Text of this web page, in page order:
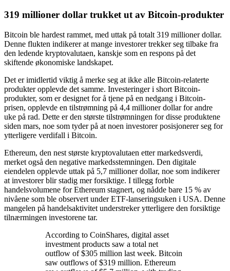
319 millioner dollar trukket ut av Bitcoin-produkter
Bitcoin ble hardest rammet, med uttak på totalt 319 millioner dollar.
Denne flukten indikerer at mange investorer trekker seg tilbake fra
den ledende kryptovalutaen, kanskje som en respons på det
skiftende økonomiske landskapet.
Det er imidlertid viktig å merke seg at ikke alle Bitcoin-relaterte
produkter opplevde det samme. Investeringer i short Bitcoin-
produkter, som er designet for å tjene på en nedgang i Bitcoin-
prisen, opplevde en tilstrømning på 4,4 millioner dollar for andre
uke på rad. Dette er den største tilstrømningen for disse produktene
siden mars, noe som tyder på at noen investorer posisjonerer seg for
ytterligere verdifall i Bitcoin.
Ethereum, den nest største kryptovalutaen etter markedsverdi,
merket også den negative markedsstemningen. Den digitale
eiendelen opplevde uttak på 5,7 millioner dollar, noe som indikerer
at investorer blir stadig mer forsiktige. I tillegg forble
handelsvolumene for Ethereum stagnert, og nådde bare 15 % av
nivåene som ble observert under ETF-lanseringsuken i USA. Denne
mangelen på handelsaktivitet understreker ytterligere den forsiktige
tilnærmingen investorene tar.
According to CoinShares, digital asset
investment products saw a total net
outflow of $305 million last week. Bitcoin
saw outflows of $319 million. Ethereum